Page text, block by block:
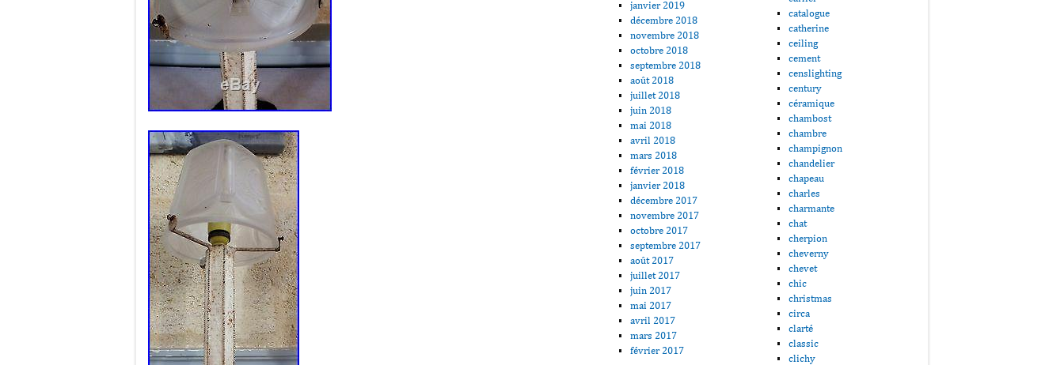
janvier 2019
décembre 2018
novembre 2018
octobre 2018
septembre 2018
août 2018
juillet 2018
juin 2018
mai 2018
avril 2018
mars 2018
février 2018
janvier 2018
décembre 2017
novembre 2017
octobre 2017
septembre 2017
août 2017
juillet 2017
juin 2017
mai 2017
avril 2017
mars 2017
février 2017
catalogue
catherine
ceiling
cement
censlighting
century
céramique
chambost
chambre
champignon
chandelier
chapeau
charles
charmante
chat
cherpion
cheverny
chevet
chic
christmas
circa
clarté
classic
clichy